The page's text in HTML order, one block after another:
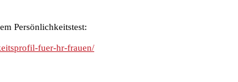
Persönlichkeitstest:
fuer-hr-frauen/